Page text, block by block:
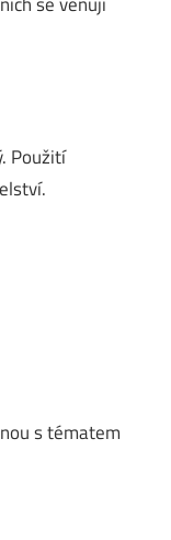
Použití
s tématem